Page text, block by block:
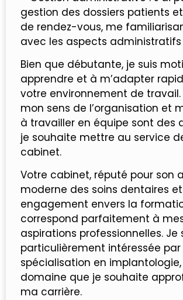
gestion des dossiers patients
de rendez-vous, me
avec les aspects
Bien que débutante, je suis
apprendre et à m’adapter
votre environnement de travail.
mon sens de l’organisation et
à travailler en équipe sont des
je souhaite mettre au service
cabinet.
Votre cabinet, réputé pour son
moderne des soins dentaires
engagement envers la
correspond parfaitement à
aspirations professionnelles. Je
particulièrement intéressée
spécialisation en
domaine que je souhaite
ma carrière.